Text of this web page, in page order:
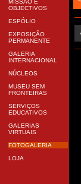
MISSÃO E
OBJECTIVOS
ESPÓLIO
EXPOSIÇÃO
PERMANENTE
GALERIA
INTERNACIONAL
NÚCLEOS
MUSEU SEM
FRONTEIRAS
SERVIÇOS
EDUCATIVOS
GALERIAS
VIRTUAIS
FOTOGALERIA
LOJA